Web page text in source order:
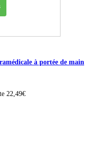
à portée de main
22,49€